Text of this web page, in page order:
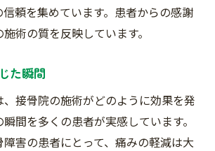
頼を集めています。患者からの感謝
術の質を反映しています。
た瞬間
、接骨院の施術がどのように効果を発
間を多くの患者が実感しています。
害の患者にとって、痛みの軽減は大